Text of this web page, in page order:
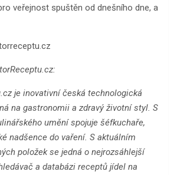
veřejnost spuštěn od dnešního dne, a
je inovativní česká technologická
na gastronomii a zdravý životní styl. S
umění spojuje šéfkuchaře,
nadšence do vaření. S aktuálním
položek se jedná o nejrozsáhlejší
a databázi receptů jídel na